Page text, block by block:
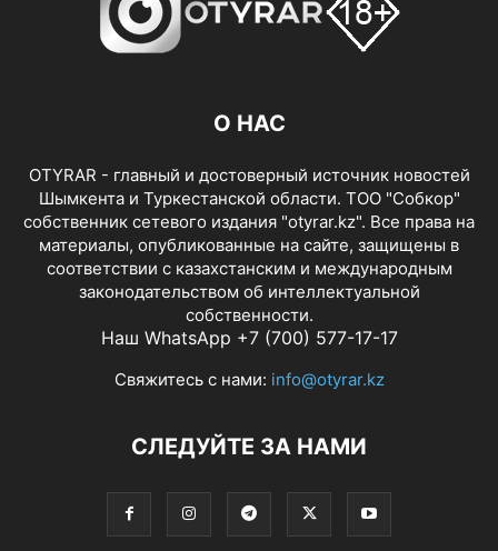
О НАС
OTYRAR - главный и достоверный источник новостей
Шымкента и Туркестанской области. ТОО "Собкор"
собственник сетевого издания "otyrar.kz". Все права на
материалы, опубликованные на сайте, защищены в
соответствии с казахстанским и международным
законодательством об интеллектуальной
собственности.
Наш WhatsApp +7 (700) 577-17-17
Свяжитесь с нами: info@otyrar.kz
СЛЕДУЙТЕ ЗА НАМИ